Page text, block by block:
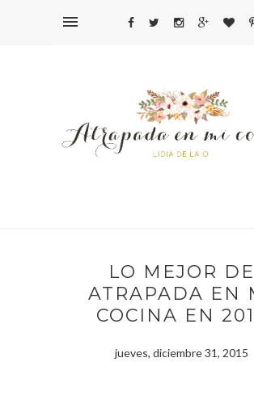
LO MEJOR DE
ATRAPADA EN
COCINA EN
jueves, diciembre 31, 2015